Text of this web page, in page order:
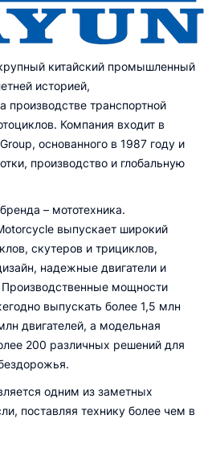
китайский промышленный
историей,
производстве транспортной
Компания входит в
основанного в 1987 году и
производство и глобальную
– мототехника.
выпускает широкий
скутеров и трициклов,
надежные двигатели и
мощности
выпускать более 1,5 млн
двигателей, а модельная
200 различных решений для
одним из заметных
поставляя технику более чем в